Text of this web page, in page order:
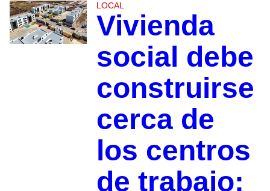
LOCAL
Vivienda
social debe
construirse
cerca de
los centros
de trabajo: